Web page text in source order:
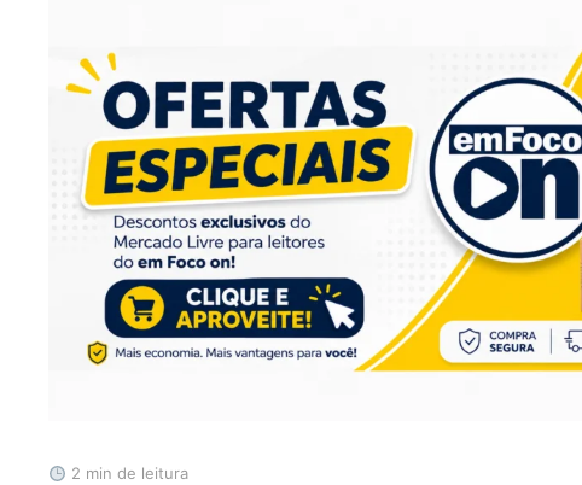
2 min de leitura